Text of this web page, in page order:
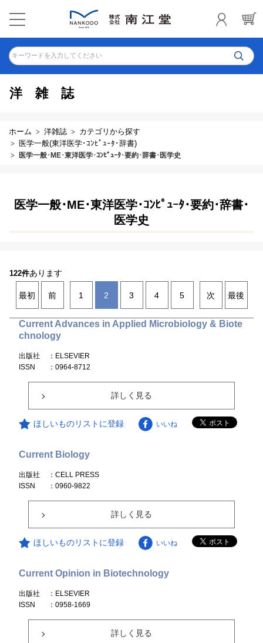
キーワードを入力してください
洋雑誌
ホーム 洋雑誌
カテゴリから探す
医学一般(東洋医学･ｺﾝﾋﾟｭｰﾀ･辞書)
医学一般･ME･東洋医学･ｺﾝﾋﾟｭｰﾀ･要約･辞書･医学史
医学一般･ME･東洋医学･ｺﾝﾋﾟｭｰﾀ･要約･辞書･
医学史
122件あります
最初 前 1 2 3 4 5 次 最後
Current Advances in Applied Microbiology & Biote
chnology
出版社
：ELSEVIER
ISSN
：0964-8712
詳しく見る
ほしいものリストに登録 いいね
Current Biology
出版社
：CELL PRESS
ISSN
：0960-9822
詳しく見る
ほしいものリストに登録 いいね
Current Opinion in Biotechnology
出版社
：ELSEVIER
ISSN
：0958-1669
詳しく見る